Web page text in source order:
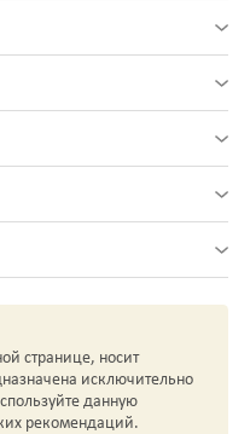
странице, носит
исключительно
данную
рекомендаций.